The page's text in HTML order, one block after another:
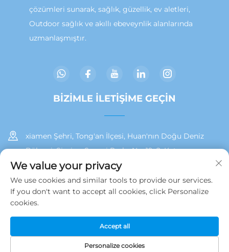
çözümleri sunarak, sağlık, güzellik, ev aletleri,
Outdoor sağlık ve akıllı ebeveynlik alanlarında
uzmanlaşmıştır.
BİZİMLE İLETİŞİME GEÇİN
xiamen Şehri, Tong'an İlçesi, Huan'nın Doğu Deniz
Bölgesi, Siming Sanayi Parkı, No. 19, 2. Kat
+86 13215929911
[email protected]
Telif hakkı © 2025 Jamooz (Xiamen) Technology Co., Ltd.
tarafından sahiplenilmiştir. Gizlilik Politikası
We value your privacy
We use cookies and similar tools to provide our services.
If you don't want to accept all cookies, click Personalize
cookies.
Personalize cookies
Accept all